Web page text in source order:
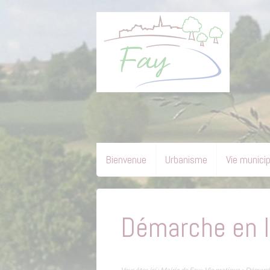
Bienvenue Urbanisme Vie
Démarche en